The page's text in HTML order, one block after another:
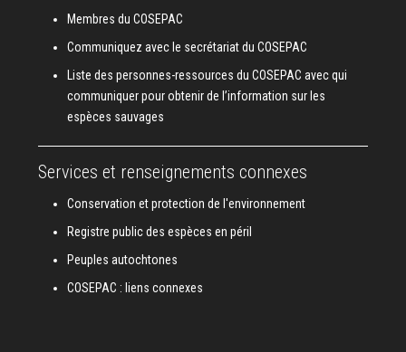
Membres du COSEPAC
Communiquez avec le secrétariat du COSEPAC
Liste des personnes-ressources du COSEPAC avec qui
communiquer pour obtenir de l’information sur les
espèces sauvages
Services et renseignements connexes
Conservation et protection de l'environnement
Registre public des espèces en péril
Peuples autochtones
COSEPAC : liens connexes